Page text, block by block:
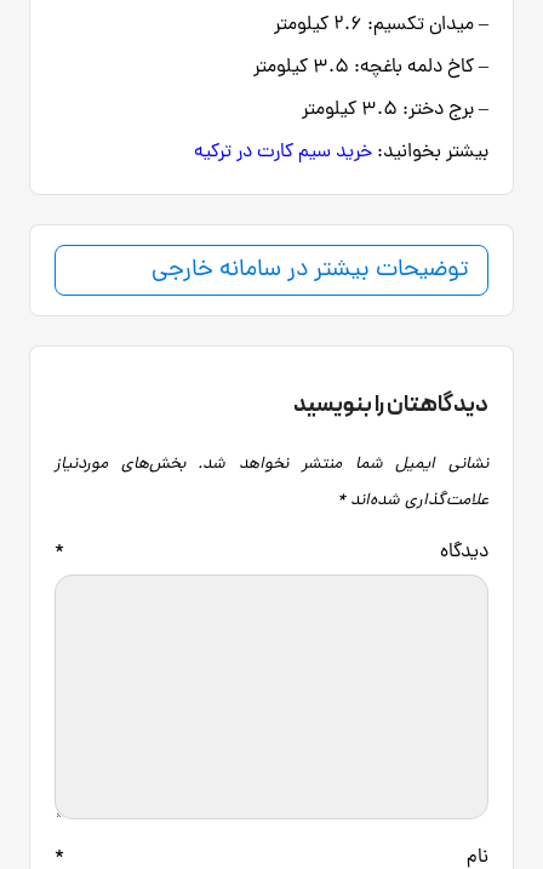
– میدان تکسیم: ۲.۶ کیلومتر
– کاخ دلمه باغچه: ۳.۵ کیلومتر
– برج دختر: ۳.۵ کیلومتر
بیشتر بخوانید: خرید سیم کارت در ترکیه
توضیحات بیشتر در سامانه خارجی
دیدگاهتان را بنویسید
نشانی ایمیل شما منتشر نخواهد شد. بخش‌های موردنیاز
علامت‌گذاری شده‌اند*
دیدگاه *
نام *